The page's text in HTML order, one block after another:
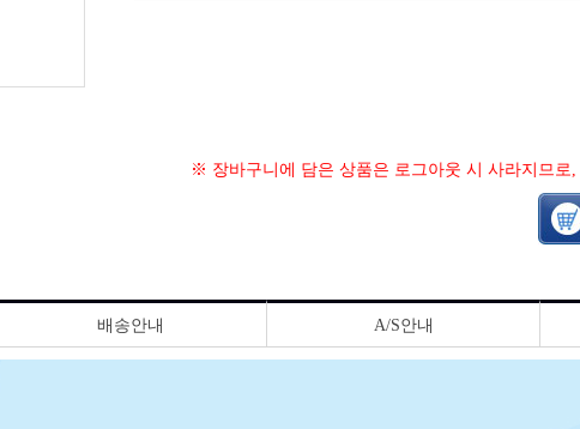
※ 장바구니에 담은 상품은 로그아웃 시 사라지므로,
배송안내 A/S안내